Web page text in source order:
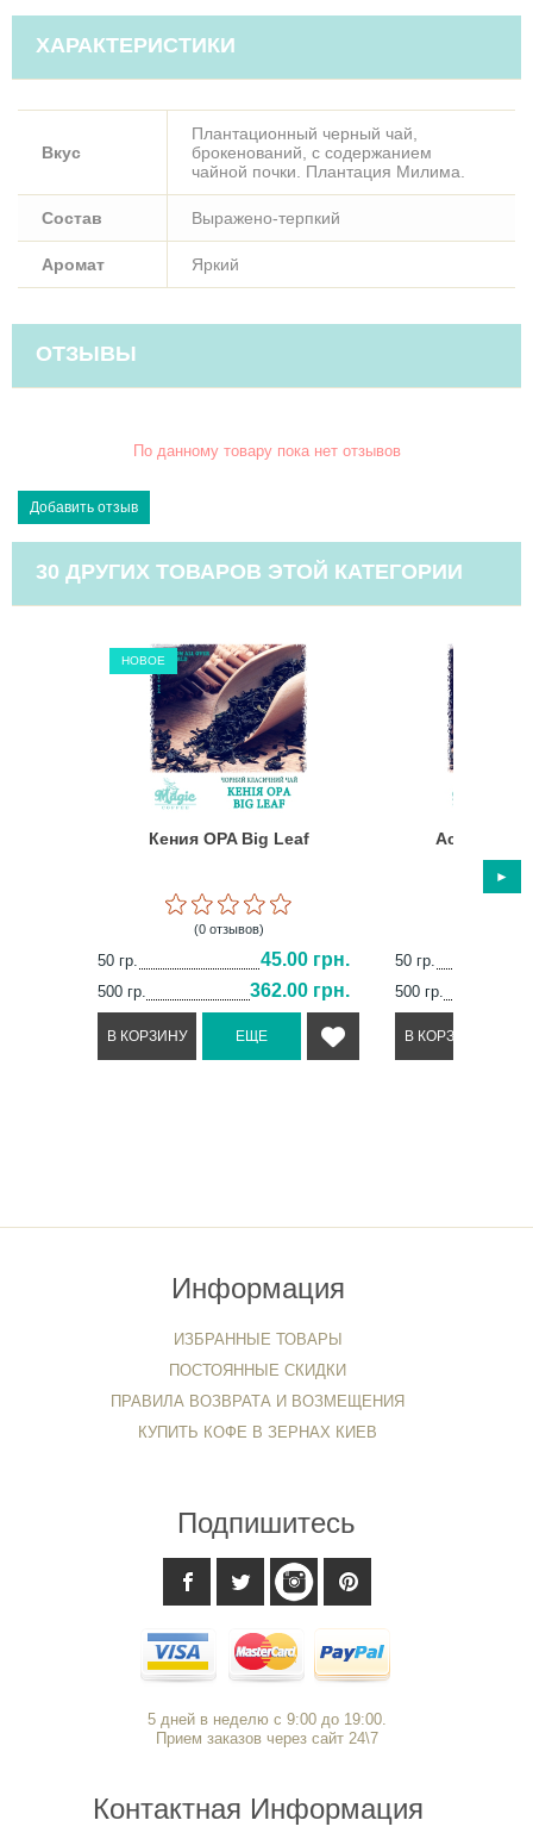
ХАРАКТЕРИСТИКИ
Вкус
Плантационный черный чай,
брокенований, с содержанием
чайной почки. Плантация Милима.
Состав Выражено-терпкий
Аромат Яркий
ОТЗЫВЫ
По данному товару пока нет отзывов
30 ДРУГИХ ТОВАРОВ ЭТОЙ КАТЕГОРИИ
НОВОЕ
Кения OPA Big Leaf
(0 отзывов)
50 гр. 45.00 грн.
500 гр. 362.00 грн.
Ассам
50 гр.
500 гр.
Информация
ИЗБРАННЫЕ ТОВАРЫ
ПОСТОЯННЫЕ СКИДКИ
ПРАВИЛА ВОЗВРАТА И ВОЗМЕЩЕНИЯ
КУПИТЬ КОФЕ В ЗЕРНАХ КИЕВ
Подпишитесь
5 дней в неделю с 9:00 до 19:00.
Прием заказов через сайт 24\7
Контактная Информация